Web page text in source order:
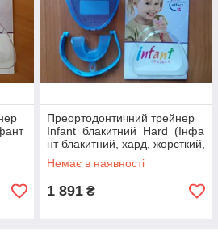
Преортодонтичний трейнер
Infant_блакитний_Hard_(Інфа
нт блакитний, хард, жорсткий,
оригінальний)
Немає в наявності
1 891 ₴